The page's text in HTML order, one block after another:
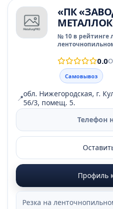
«ПК
№ 10 в рейтинге
0.0
Самовывоз
📍обл. Нижегородская, г.
56/3, помещ. 5.
Телефон
Профиль
Резка на